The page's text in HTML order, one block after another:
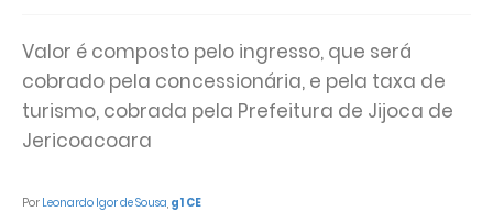
Valor é composto pelo ingresso, que será
cobrado pela concessionária, e pela taxa de
turismo, cobrada pela Prefeitura de Jijoca de
Jericoacoara
Por Leonardo Igor de Sousa, g1 CE